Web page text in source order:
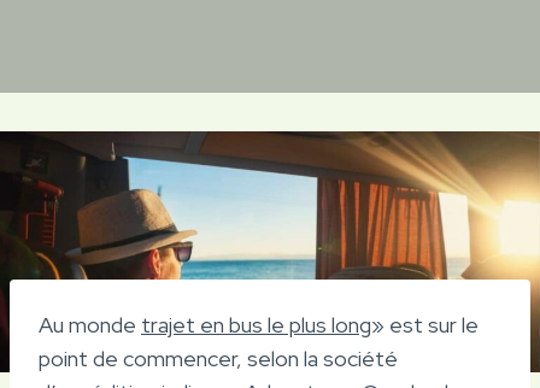
Au monde trajet en bus le plus long» est sur le
point de commencer, selon la société